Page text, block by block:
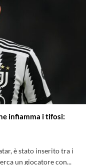
infiamma i tifosi:
è stato inserito tra i
un giocatore con...